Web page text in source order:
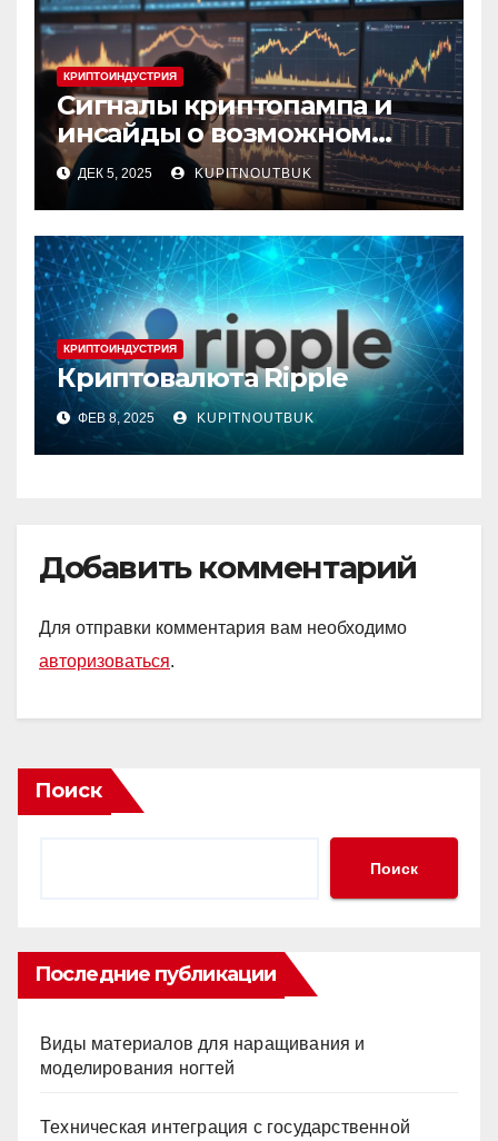
КРИПТОИНДУСТРИЯ
Сигналы криптопампа и
инсайды о возможном
росте стоимости монет
ДЕК 5, 2025 KUPITNOUTBUK
КРИПТОИНДУСТРИЯ
Криптовалюта Ripple
ФЕВ 8, 2025 KUPITNOUTBUK
Добавить комментарий
Для отправки комментария вам необходимо
авторизоваться.
Поиск
Поиск
Последние публикации
Виды материалов для наращивания и
моделирования ногтей
Техническая интеграция с государственной